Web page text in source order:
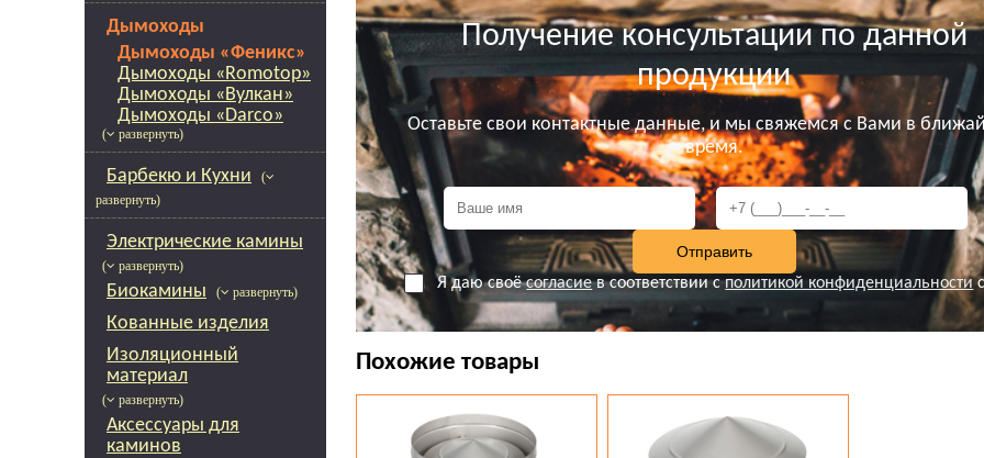
Дымоходы
Дымоходы «Феникс»
Дымоходы «Romotop»
Дымоходы «Вулкан»
Дымоходы «Darco»
( развернуть)
Барбекю и Кухни
(
развернуть)
Электрические камины
( развернуть)
Биокамины ( развернуть)
Кованные изделия
Изоляционный
материал
( развернуть)
Аксессуары для
каминов
Получение консультации по данной
продукции
Оставьте свои контактные данные, и мы свяжемся с Вами в
время.
Я даю своёсогласиев соответствии сполитикой конфиденциальности
Похожие товары